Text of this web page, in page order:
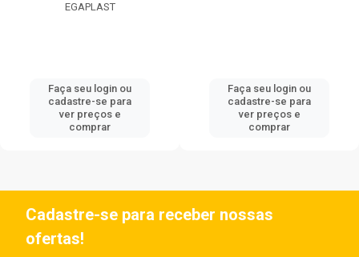
EGAPLAST
Faça seu login ou
cadastre-se para
ver preços e
comprar
Faça seu login ou
cadastre-se para
ver preços e
comprar
Cadastre-se para receber nossas
ofertas!